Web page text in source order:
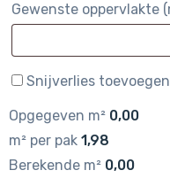
Gewenste oppervlakte
Snijverlies toevoegen
Opgegeven m² 0,00
m² per pak 1,98
Berekende m² 0,00